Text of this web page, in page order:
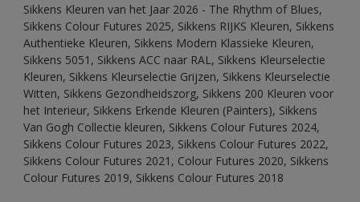
Sikkens Kleuren van het Jaar 2026 - The Rhythm of Blues,
Sikkens Colour Futures 2025, Sikkens RIJKS Kleuren, Sikkens
Authentieke Kleuren, Sikkens Modern Klassieke Kleuren,
Sikkens 5051, Sikkens ACC naar RAL, Sikkens Kleurselectie
Kleuren, Sikkens Kleurselectie Grijzen, Sikkens Kleurselectie
Witten, Sikkens Gezondheidszorg, Sikkens 200 Kleuren voor
het Interieur, Sikkens Erkende Kleuren (Painters), Sikkens
Van Gogh Collectie kleuren, Sikkens Colour Futures 2024,
Sikkens Colour Futures 2023, Sikkens Colour Futures 2022,
Sikkens Colour Futures 2021, Colour Futures 2020, Sikkens
Colour Futures 2019, Sikkens Colour Futures 2018